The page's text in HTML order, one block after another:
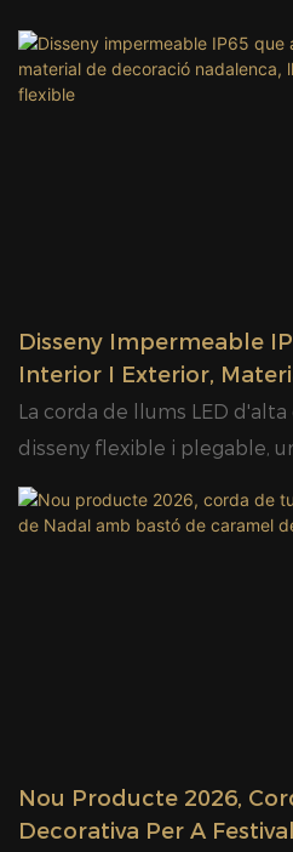
Disseny Impermeable
Interior I Exterior,
Nadalenca, Llum De
Flexible
La corda de llums LED
disseny flexible i plegable,
impermeable duradora i un
ideal per a la il·luminació
voltatge garanteix un ús
Nou Producte 2026,
Decorativa Per A